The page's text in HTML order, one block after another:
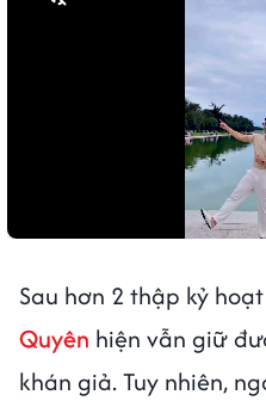
Sau hơn 2 thập kỷ
Quyên hiện vẫn giữ
khán giả. Tuy nhiên,